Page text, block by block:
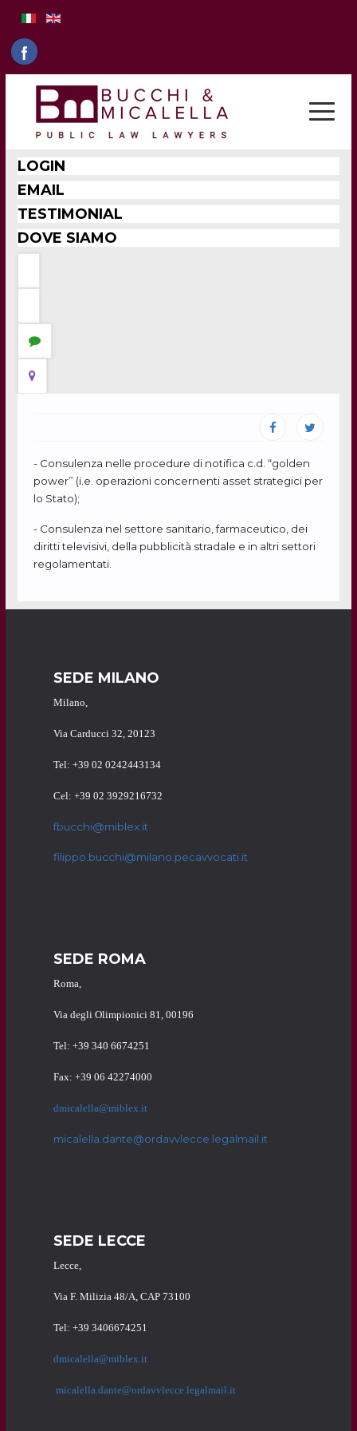
LOGIN
EMAIL
TESTIMONIAL
DOVE SIAMO
- Consulenza nelle procedure di notifica c.d. “golden
power” (i.e. operazioni concernenti asset strategici per
lo Stato);
- Consulenza nel settore sanitario, farmaceutico, dei
diritti televisivi, della pubblicità stradale e in altri settori
regolamentati.
SEDE MILANO
Milano,
Via Carducci 32, 20123
Tel: +39 02 0242443134
Cel: +39 02 3929216732
fbucchi@miblex.it
filippo.bucchi@milano.pecavvocati.it
SEDE ROMA
Roma,
Via degli Olimpionici 81, 00196
Tel: +39 340 6674251
Fax: +39 06 42274000
dmicalella@miblex.it
micalella.dante@ordavvlecce.legalmail.it
SEDE LECCE
Lecce,
Via F. Milizia 48/A, CAP 73100
Tel: +39 3406674251
dmicalella@miblex.it
micalella.dante@ordavvlecce.legalmail.it